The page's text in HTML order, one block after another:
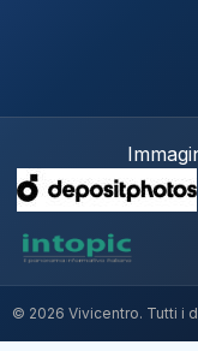
© 2026 Vivicentro. Tutti i